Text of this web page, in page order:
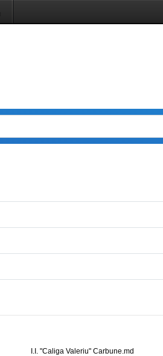
I.I. "Caliga Valeriu" Carbune.md